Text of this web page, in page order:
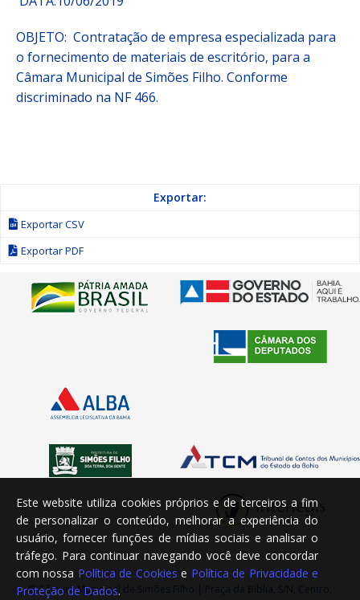
OBJETO: Contratação de empresa especializada para
o fornecimento de materiais de escritório, para a
Câmara Municipal de Simões Filho. Conforme
discriminado na NF 466.
Exportar:
Exportar CSV
Exportar PDF
© Câmara Municipal de Simões Filho | Praça da Bíblia, S/N, Centro,
Este website utiliza cookies próprios e de terceiros a fim
de personalizar o conteúdo, melhorar a experiência do
usuário, fornecer funções de mídias sociais e analisar o
tráfego. Para continuar navegando você deve concordar
com nossa Política de Cookies e Política de Privacidade e
Proteção de Dados.